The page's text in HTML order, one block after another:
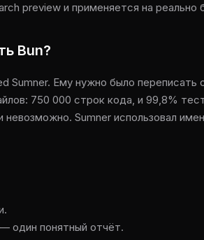
preview и применяется на реально
Bun?
Sumner. Ему нужно было переписать
750 000 строк кода, и 99,8%
Sumner использовал
один понятный отчёт.